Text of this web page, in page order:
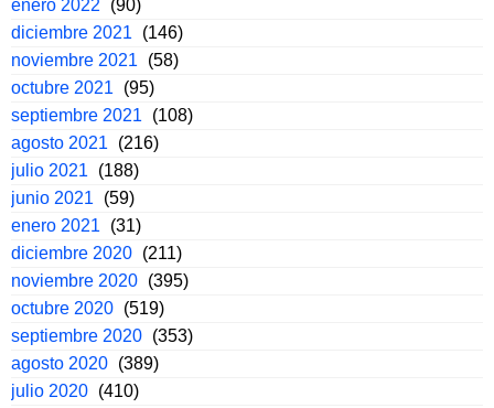
enero 2022
(90)
diciembre 2021
(146)
noviembre 2021
(58)
octubre 2021
(95)
septiembre 2021
(108)
agosto 2021
(216)
julio 2021
(188)
junio 2021
(59)
enero 2021
(31)
diciembre 2020 (211)
noviembre 2020 (395)
octubre 2020 (519)
septiembre 2020 (353)
agosto 2020 (389)
julio 2020 (410)